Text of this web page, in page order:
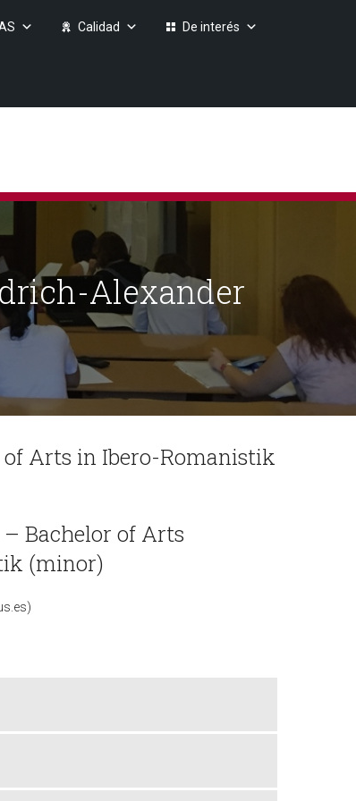
Calidad De interés
Alexander
Arts in Ibero-Romanistik
Bachelor of Arts
(minor)